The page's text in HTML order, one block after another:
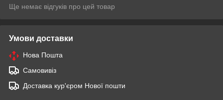
Ще немає відгуків про цей товар
Умови доставки
Нова Пошта
Самовивіз
Доставка кур'єром Нової пошти